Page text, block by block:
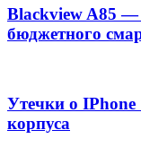
Blackview A85 —
бюджетного
Утечки о
корпуса